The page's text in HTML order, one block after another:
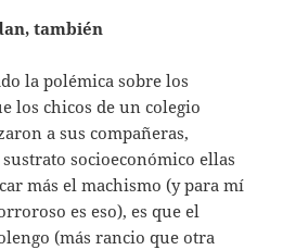
también
la polémica sobre los
los chicos de un colegio
a sus compañeras,
socioeconómico ellas
más el machismo (y para mí
es eso), es que el
(más rancio que otra